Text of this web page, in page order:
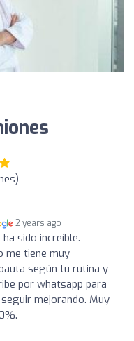
2 years ago
sido increíble.
me tiene muy
según tu rutina y
por whatsapp para
mejorando. Muy